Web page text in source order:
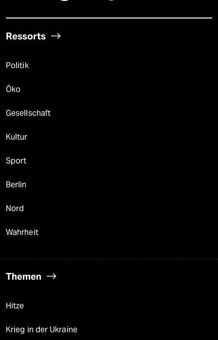
Ressorts
Politik
Öko
Gesellschaft
Kultur
Sport
Berlin
Nord
Wahrheit
Themen
Hitze
Krieg in der Ukraine